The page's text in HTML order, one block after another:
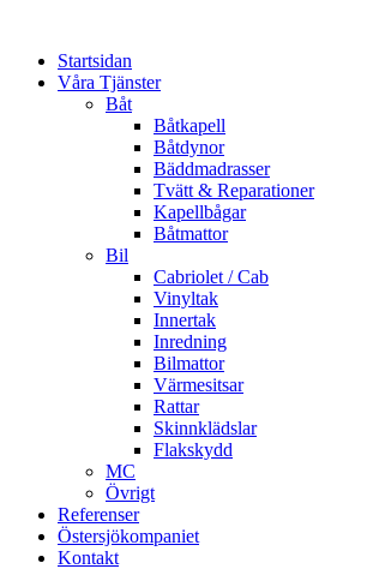
Startsidan
Våra Tjänster
Båt
Båtkapell
Båtdynor
Bäddmadrasser
Tvätt & Reparationer
Kapellbågar
Båtmattor
Bil
Cabriolet / Cab
Vinyltak
Innertak
Inredning
Bilmattor
Värmesitsar
Rattar
Skinnklädslar
Flakskydd
MC
Övrigt
Referenser
Östersjökompaniet
Kontakt